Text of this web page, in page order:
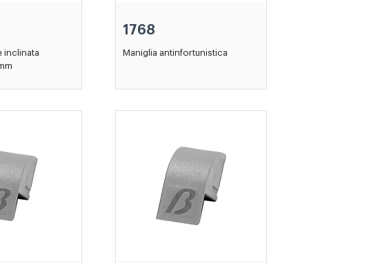
inclinata
1768
Maniglia antinfortunistica